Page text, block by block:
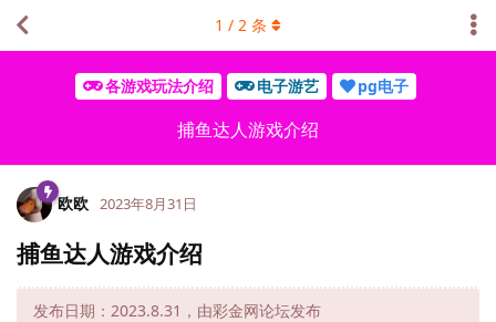
各游戏玩法介绍 电子游艺 pg电子
捕鱼达人游戏介绍
1 / 2 条
欧欧 2023年8月31日
捕鱼达人游戏介绍
发布日期：2023.8.31，由彩金网论坛发布